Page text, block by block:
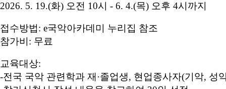
2026. 5. 19.(화) 오전 10시 - 6. 4.(목) 오후 4시까지
접수방법: e국악아카데미 누리집 참조
참가비: 무료
교육대상:
-전국 국악 관련학과 재·졸업생, 현업종사자(기악, 성